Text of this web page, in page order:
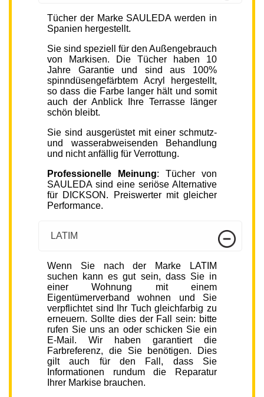
Tücher der Marke SAULEDA werden in
Spanien hergestellt.
Sie sind speziell für den Außengebrauch
von Markisen. Die Tücher haben 10
Jahre Garantie und sind aus 100%
spinndüsengefärbtem Acryl hergestellt,
so dass die Farbe langer hält und somit
auch der Anblick Ihre Terrasse länger
schön bleibt.
Sie sind ausgerüstet mit einer schmutz-
und wasserabweisenden Behandlung
und nicht anfällig für Verrottung.
Professionelle Meinung: Tücher von
SAULEDA sind eine seriöse Alternative
für DICKSON. Preiswerter mit gleicher
Performance.
LATIM
Wenn Sie nach der Marke LATIM
suchen kann es gut sein, dass Sie in
einer Wohnung mit einem
Eigentümerverband wohnen und Sie
verpflichtet sind Ihr Tuch gleichfarbig zu
erneuern. Sollte dies der Fall sein: bitte
rufen Sie uns an oder schicken Sie ein
E-Mail. Wir haben garantiert die
Farbreferenz, die Sie benötigen. Dies
gilt auch für den Fall, dass Sie
Informationen rundum die Reparatur
Ihrer Markise brauchen.